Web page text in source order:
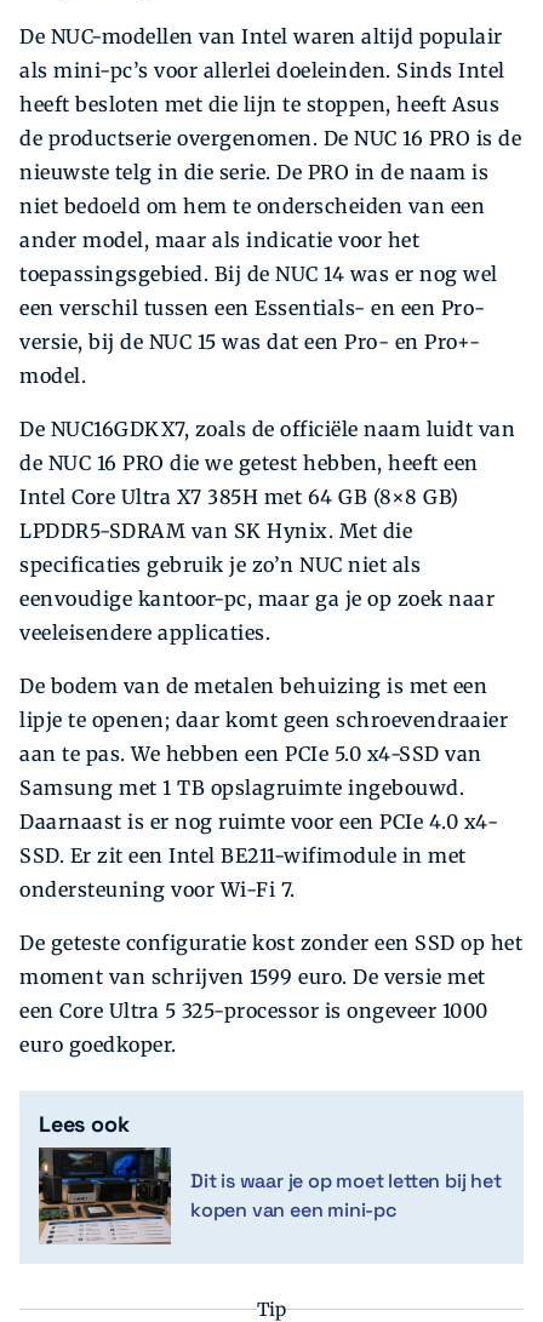
De NUC-modellen van Intel waren altijd populair
als mini-pc’s voor allerlei doeleinden. Sinds Intel
heeft besloten met die lijn te stoppen, heeft Asus
de productserie overgenomen. De NUC 16 PRO is de
nieuwste telg in die serie. De PRO in de naam is
niet bedoeld om hem te onderscheiden van een
ander model, maar als indicatie voor het
toepassingsgebied. Bij de NUC 14 was er nog wel
een verschil tussen een Essentials- en een Pro-
versie, bij de NUC 15 was dat een Pro- en Pro+-
model.
De NUC16GDKX7, zoals de officiële naam luidt van
de NUC 16 PRO die we getest hebben, heeft een
Intel Core Ultra X7 385H met 64 GB (8×8 GB)
LPDDR5-SDRAM van SK Hynix. Met die
specificaties gebruik je zo’n NUC niet als
eenvoudige kantoor-pc, maar ga je op zoek naar
veeleisendere applicaties.
De bodem van de metalen behuizing is met een
lipje te openen; daar komt geen schroevendraaier
aan te pas. We hebben een PCIe 5.0 x4-SSD van
Samsung met 1 TB opslagruimte ingebouwd.
Daarnaast is er nog ruimte voor een PCIe 4.0 x4-
SSD. Er zit een Intel BE211-wifimodule in met
ondersteuning voor Wi-Fi 7.
De geteste configuratie kost zonder een SSD op het
moment van schrijven 1599 euro. De versie met
een Core Ultra 5 325-processor is ongeveer 1000
euro goedkoper.
Lees ook
Dit is waar je op moet letten bij het
kopen van een mini-pc
Tip